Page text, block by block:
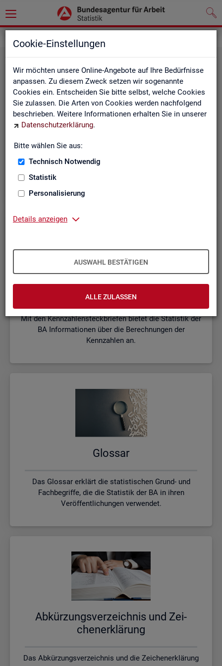
Cookie-Einstellungen
Wir möchten unsere Online-Angebote auf Ihre Bedürfnisse
anpassen. Zu diesem Zweck setzen wir sogenannte
Cookies ein. Entscheiden Sie bitte selbst, welche Cookies
Sie zulassen. Die Arten von Cookies werden nachfolgend
beschrieben. Weitere Informationen erhalten Sie in unserer
Datenschutzerklärung.
Bitte wählen Sie aus:
Technisch Notwendig
Statistik
Personalisierung
Details anzeigen
AUSWAHL BESTÄTIGEN
ALLE ZULASSEN
Die Kurzinformationen geben einen schnellen Überblick
über die Fachstatistiken der Statistik der BA.
Mit den Kennzahlensteckbriefen bietet die Statistik der
BA Informationen über die Berechnungen der
Kennzahlen an.
Glos­sar
Das Glossar erklärt die statistischen Grund- und
Fachbegriffe, die die Statistik der BA in ihren
Veröffentlichungen verwendet.
Ab­kür­zungs­ver­zeich­nis und Zei­
chen­er­klä­rung
Das Abkürzungsverzeichnis und die Zeichenerklärung